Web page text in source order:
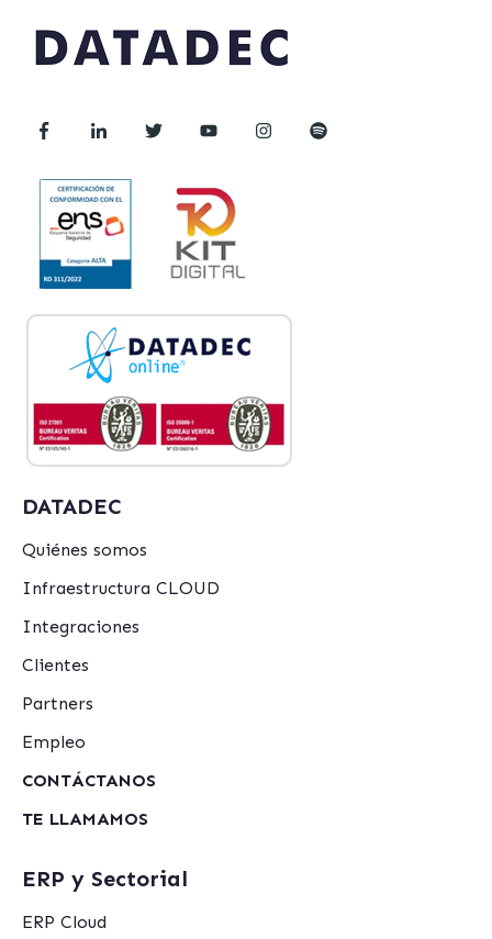
DATADEC
Quiénes somos
Infraestructura CLOUD
Integraciones
Clientes
Partners
Empleo
CONTÁCTANOS
TE LLAMAMOS
ERP y Sectorial
ERP Cloud